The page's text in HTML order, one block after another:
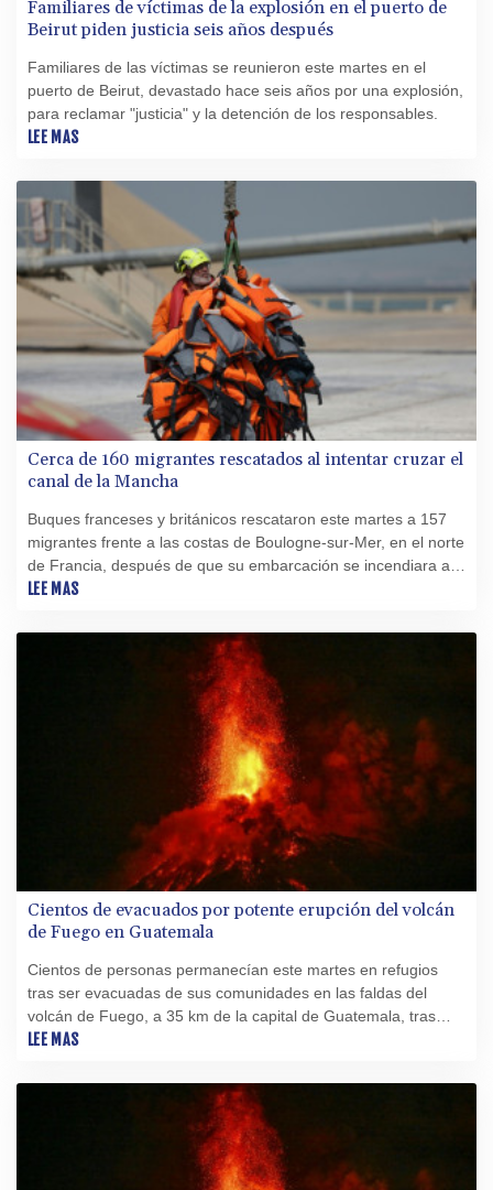
Familiares de víctimas de la explosión en el puerto de
Beirut piden justicia seis años después
Familiares de las víctimas se reunieron este martes en el
puerto de Beirut, devastado hace seis años por una explosión,
para reclamar "justicia" y la detención de los responsables.
LEE MAS
Cerca de 160 migrantes rescatados al intentar cruzar el
canal de la Mancha
Buques franceses y británicos rescataron este martes a 157
migrantes frente a las costas de Boulogne-sur-Mer, en el norte
de Francia, después de que su embarcación se incendiara al
intentar cruzar el canal de la Mancha, indicaron autoridades
LEE MAS
Cientos de evacuados por potente erupción del volcán
de Fuego en Guatemala
Cientos de personas permanecían este martes en refugios
tras ser evacuadas de sus comunidades en las faldas del
volcán de Fuego, a 35 km de la capital de Guatemala, tras
una potente erupción de lava el lunes que puso al país en
LEE MAS